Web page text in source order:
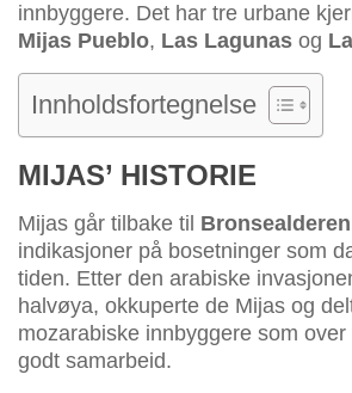
innbyggere. Det har tre urbane
Mijas Pueblo, Las Lagunas og
Innholdsfortegnelse
MIJAS’ HISTORIE
Mijas går tilbake til Bronsealderen
indikasjoner på bosetninger som
tiden. Etter den arabiske
halvøya, okkuperte de Mijas og
mozarabiske innbyggere som
godt samarbeid.